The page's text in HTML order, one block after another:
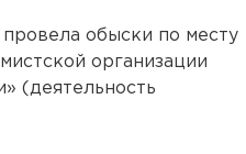
обыски по месту
организации
(деятельность